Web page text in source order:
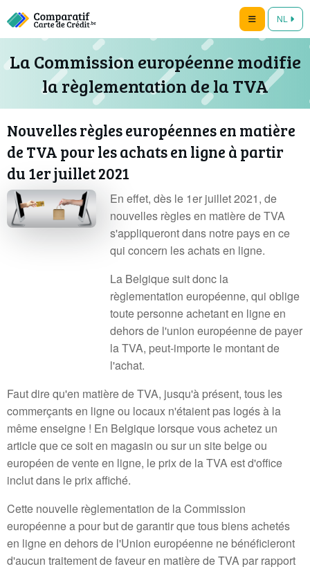
NL
La Commission européenne modifie
la règlementation de la TVA
Nouvelles règles européennes en matière
de TVA pour les achats en ligne à partir
du 1er juillet 2021
En effet, dès le 1er juillet 2021, de
nouvelles règles en matière de TVA
s'appliqueront dans notre pays en ce
qui concern les achats en ligne.
La Belgique suit donc la
règlementation européenne, qui oblige
toute personne achetant en ligne en
dehors de l'union européenne de payer
la TVA, peut-importe le montant de
l'achat.
Faut dire qu'en matière de TVA, jusqu'à présent, tous les
commerçants en ligne ou locaux n'étaient pas logés à la
même enseigne ! En Belgique lorsque vous achetez un
article que ce soit en magasin ou sur un site belge ou
européen de vente en ligne, le prix de la TVA est d'office
inclut dans le prix affiché.
Cette nouvelle règlementation de la Commission
européenne a pour but de garantir que tous biens achetés
en ligne en dehors de l'Union européenne ne bénéficieront
d'aucun traitement de faveur en matière de TVA par rapport